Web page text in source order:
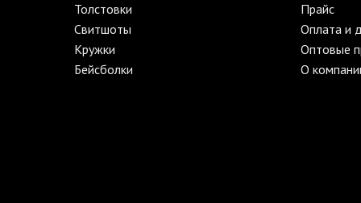
Толстовки
Свитшоты
Кружки
Бейсболки
Прайс
Оплата и
Оптовые
О